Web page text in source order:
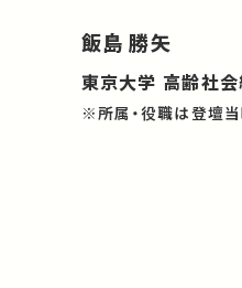
飯島 勝矢
東京大学 高齢社
※所属・役職は登壇当